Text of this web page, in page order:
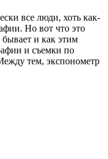
все люди, хоть как-
Но вот что это
и как этим
и съемки по
тем, экспонометр